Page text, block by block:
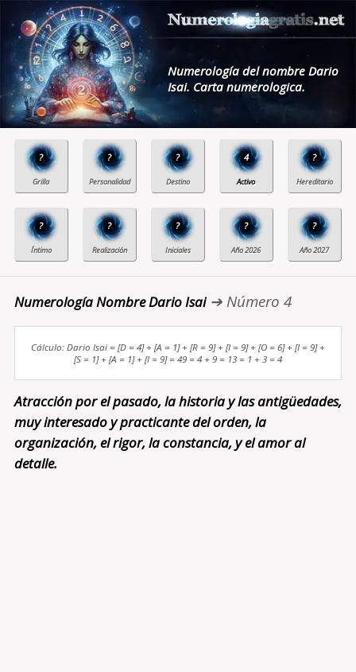
Numerología del nombre Dario
Isai. Carta numerologica.
? ? ? 4 ?
? ? ? ? ?
Numerología Nombre Dario Isai➔ Número 4
Cálculo: Dario Isai = [D = 4] + [A = 1] + [R = 9] + [I = 9] + [O = 6] + [I = 9] +
[S = 1] + [A = 1] + [I = 9] = 49 = 4 + 9 = 13 = 1 + 3 = 4
Atracción por el pasado, la historia y las antigüedades,
muy interesado y practicante del orden, la
organización, el rigor, la constancia, y el amor al
detalle.